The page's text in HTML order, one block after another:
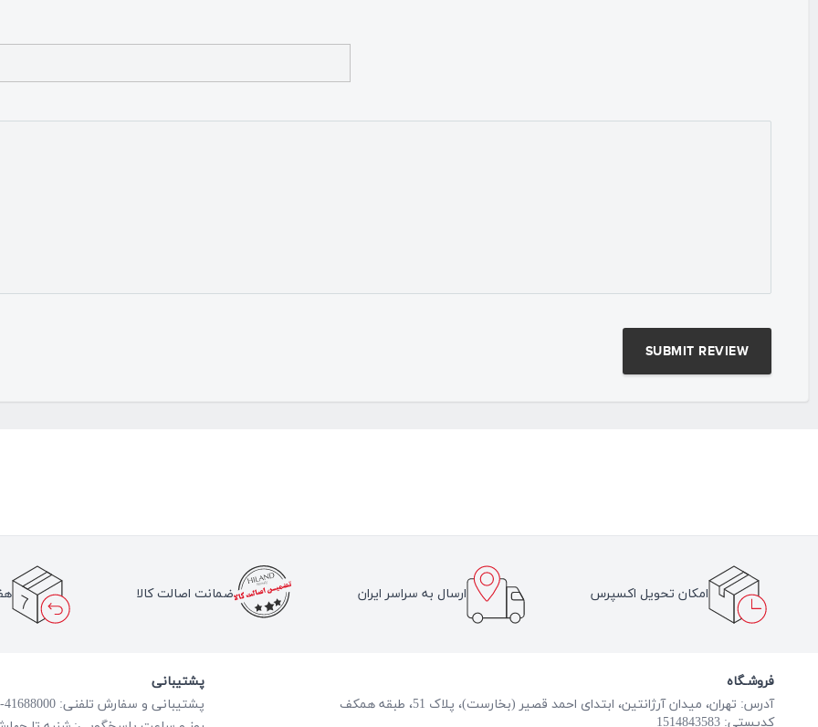
امکان تحویل اکسپرس ارسال به سراسر ایران ضمانت اصالت کالا
فروشـگاه
آدرس: تهران، میدان آرژانتین، ابتدای احمد قصیر (بخارست)، پلاک 51، طبقه همکف
کدپستی: 1514843583
پشتیبانی
پشتیبانی و سفارش تلفنی: 41688000-021